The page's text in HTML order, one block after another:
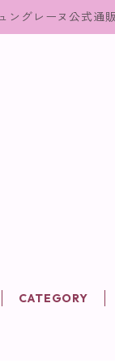
ングレーヌ公式通
CATEGORY